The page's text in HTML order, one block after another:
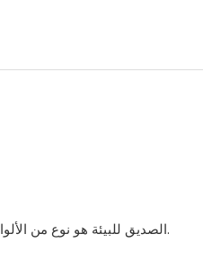
لوح MDF الصديق للبيئة هو نوع من الألواح الليفية متوسطة الكثافة التي يتم تصنيعها من ألياف الخشب المعاد تدويرها ولا تحتوي على مواد كيميائية أو سموم ضارة.